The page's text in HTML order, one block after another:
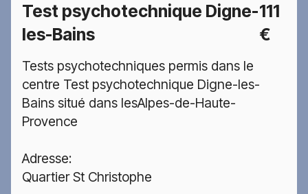
Test psychotechnique Digne-
les-Bains
111
€
Tests psychotechniques permis dans le
centre Test psychotechnique Digne-les-
Bains situé dans lesAlpes-de-Haute-
Provence
Adresse:
Quartier St Christophe